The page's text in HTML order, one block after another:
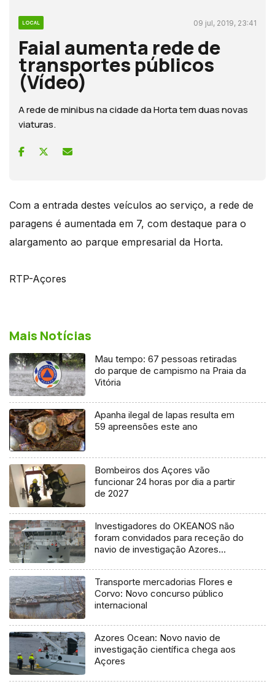
LOCAL 09 jul, 2019, 23:41
Faial aumenta rede de
transportes públicos
(Vídeo)
A rede de minibus na cidade da Horta tem duas novas
viaturas.
Com a entrada destes veículos ao serviço, a rede de
paragens é aumentada em 7, com destaque para o
alargamento ao parque empresarial da Horta.
RTP-Açores
Mais Notícias
Mau tempo: 67 pessoas retiradas
do parque de campismo na Praia da
Vitória
Apanha ilegal de lapas resulta em
59 apreensões este ano
Bombeiros dos Açores vão
funcionar 24 horas por dia a partir
de 2027
Investigadores do OKEANOS não
foram convidados para receção do
navio de investigação Azores
Transporte mercadorias Flores e
Corvo: Novo concurso público
internacional
Azores Ocean: Novo navio de
investigação científica chega aos
Açores